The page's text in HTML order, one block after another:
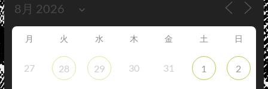
月 火 水 木 金 土 日
27 28 29 30 31 1 2